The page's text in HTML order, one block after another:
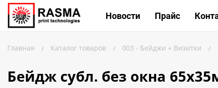
Как купить
Новости Прайс
Главная / Каталог товаров / 003 - Бейджи + Визитки /
Бейдж субл. без окна